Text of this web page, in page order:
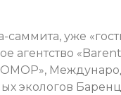
уже
агентство
экологов